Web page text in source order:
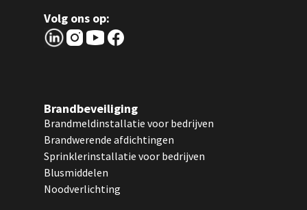
Volg ons op:
Brandbeveiliging
Brandmeldinstallatie voor bedrijven
Brandwerende afdichtingen
Sprinklerinstallatie voor bedrijven
Blusmiddelen
Noodverlichting